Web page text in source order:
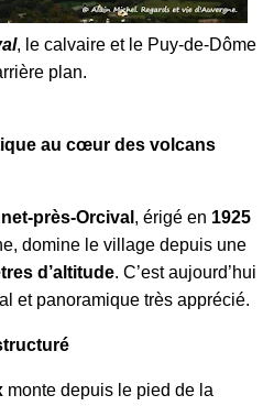
, le calvaire et le Puy-de-Dôme
plan.
au cœur des volcans
, érigé en 1925
domine le village depuis une
d’altitude. C’est aujourd’hui
et panoramique très apprécié.
monte depuis le pied de la